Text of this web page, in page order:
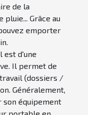
de la
pluie... Grâce au
emporter
est d'une
Il permet de
(dossiers /
Généralement,
son équipement